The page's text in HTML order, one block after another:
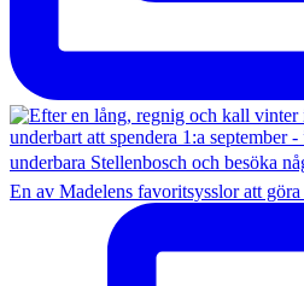
En av Madelens favoritsysslor att